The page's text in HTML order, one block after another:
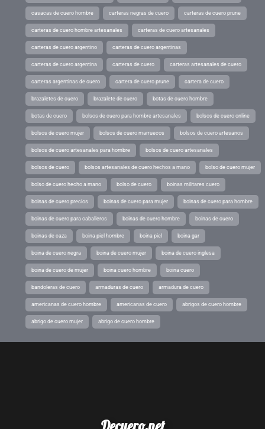
casacas de cuero hombre carteras negras de cuero carteras de cuero prune
carteras de cuero hombre artesanales carteras de cuero artesanales
carteras de cuero argentino carteras de cuero argentinas
carteras de cuero argentina carteras de cuero carteras artesanales de cuero
carteras argentinas de cuero cartera de cuero prune cartera de cuero
brazaletes de cuero brazalete de cuero botas de cuero hombre
botas de cuero bolsos de cuero para hombre artesanales bolsos de cuero online
bolsos de cuero mujer bolsos de cuero marruecos bolsos de cuero artesanos
bolsos de cuero artesanales para hombre bolsos de cuero artesanales
bolsos de cuero bolsos artesanales de cuero hechos a mano bolso de cuero mujer
bolso de cuero hecho a mano bolso de cuero boinas militares cuero
boinas de cuero precios boinas de cuero para mujer boinas de cuero para hombre
boinas de cuero para caballeros boinas de cuero hombre boinas de cuero
boinas de caza boina piel hombre boina piel boina gar
boina de cuero negra boina de cuero mujer boina de cuero inglesa
boina de cuero de mujer boina cuero hombre boina cuero
bandoleras de cuero armaduras de cuero armadura de cuero
americanas de cuero hombre americanas de cuero abrigos de cuero hombre
abrigo de cuero mujer abrigo de cuero hombre